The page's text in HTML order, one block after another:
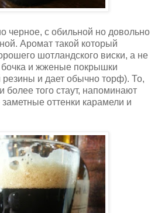
черное, с обильной но довольно
Аромат такой который
шотландского виски, а не
бочка и жженые покрышки
и дает обычно торф). То,
более того стаут, напоминают
оттенки карамели и